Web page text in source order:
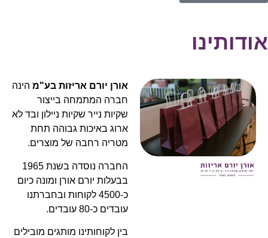
אודותינו
אורן יורם אריזות בע"מ הינה
חברה המתמחה בייצור
שקיות נייר שקיות ניילון ובד לא
ארוג באיכות גבוהה תחת
מטריה רחבה של מוצרים.
החברה נוסדה בשנת 1965
בבעלות יורם אורן ומונה כיום
כ-4500 לקוחות ובחברתנו
עובדים כ-80 עובדים.
בין לקוחותינו מותגים מובילים